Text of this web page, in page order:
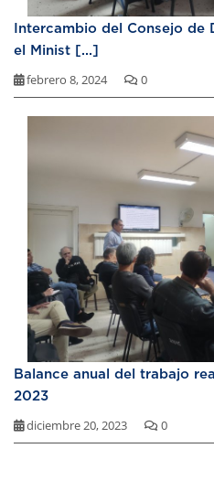
Intercambio del Consejo de
el Minist [...]
febrero 8, 2024 0
Balance anual del trabajo
2023
diciembre 20, 2023 0